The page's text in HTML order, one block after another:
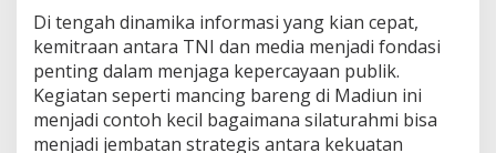
Di tengah dinamika informasi yang kian cepat,
kemitraan antara TNI dan media menjadi fondasi
penting dalam menjaga kepercayaan publik.
Kegiatan seperti mancing bareng di Madiun ini
menjadi contoh kecil bagaimana silaturahmi bisa
menjadi jembatan strategis antara kekuatan